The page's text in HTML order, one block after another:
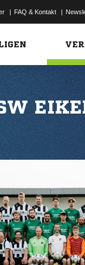
| FAQ & Kontakt |